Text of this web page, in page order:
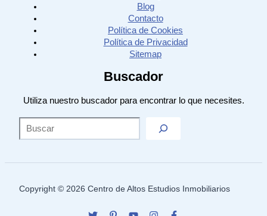
Blog
Contacto
Política de Cookies
Política de Privacidad
Sitemap
Buscador
Utiliza nuestro buscador para encontrar lo que necesites.
Copyright © 2026 Centro de Altos Estudios Inmobiliarios